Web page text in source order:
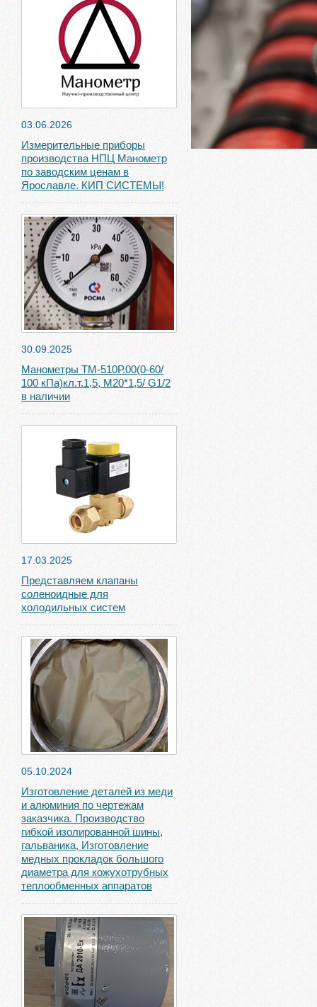
03.06.2026
Измерительные приборы
производства НПЦ Манометр
по заводским ценам в
Ярославле. КИП СИСТЕМЫ!
30.09.2025
Манометры ТМ-510Р.00(0-60/
100 кПа)кл.т.1,5, М20*1,5/ G1/2
в наличии
17.03.2025
Представляем клапаны
соленоидные для
холодильных систем
05.10.2024
Изготовление деталей из меди
и алюминия по чертежам
заказчика. Производство
гибкой изолированной шины,
гальваника, Изготовление
медных прокладок большого
диаметра для кожухотрубных
теплообменных аппаратов